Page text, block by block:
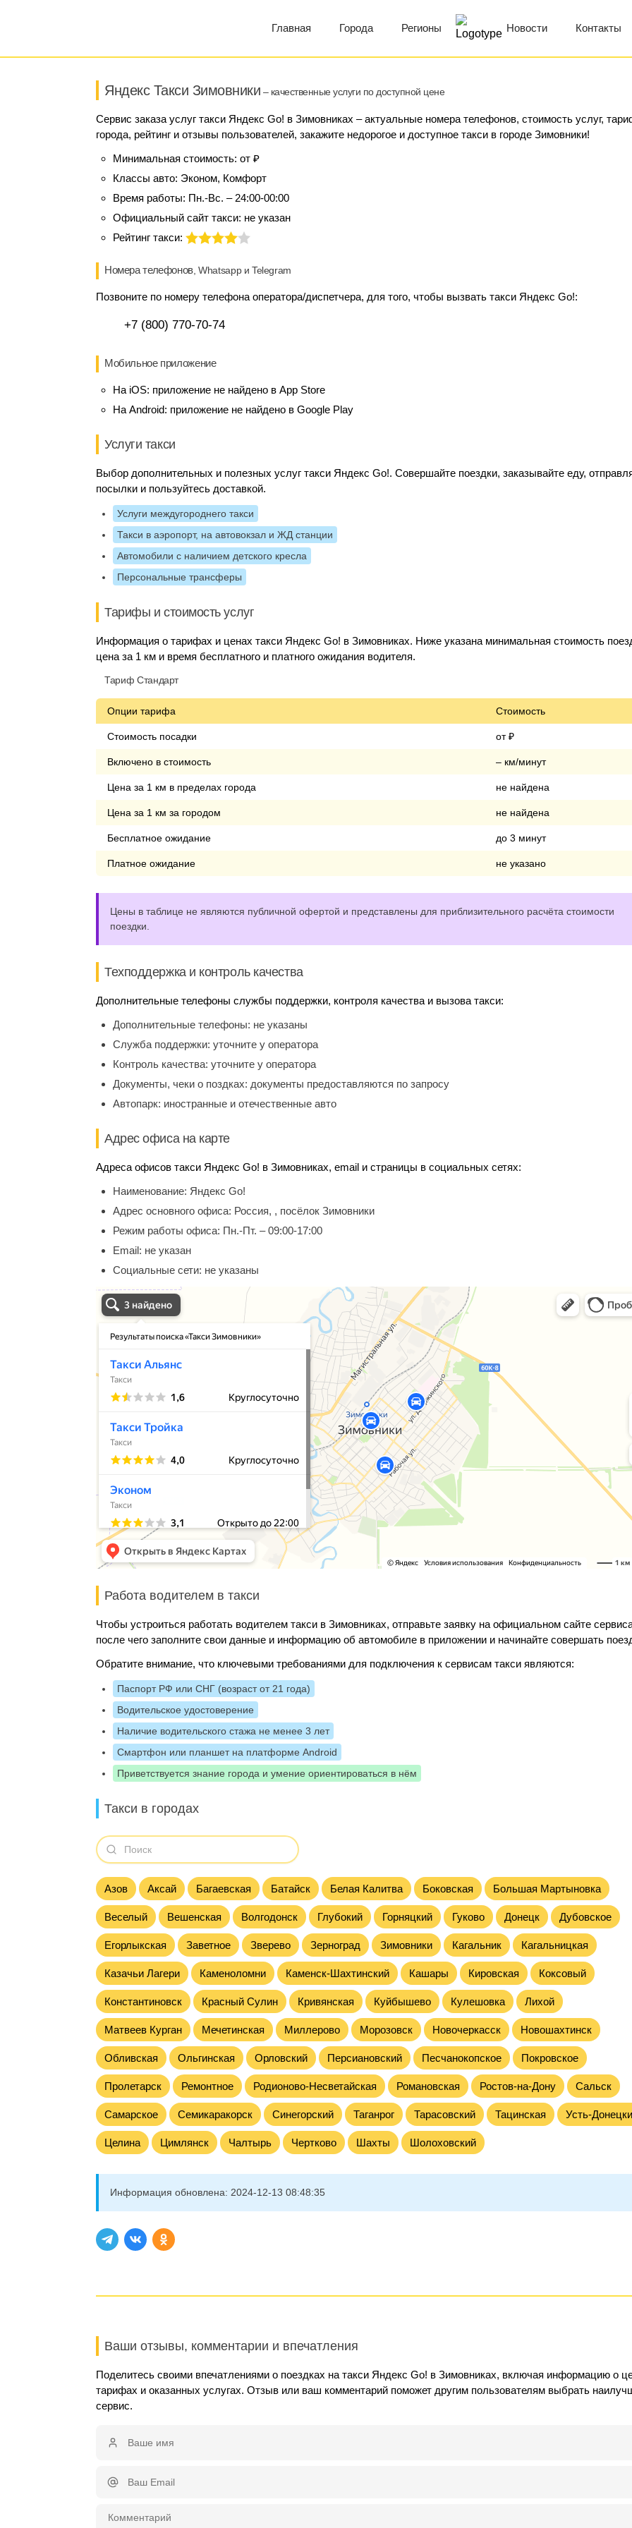
Главная Города Регионы Новости Контакты
Яндекс Такси Зимовники – качественные услуги по доступной цене
Сервис заказа услуг такси Яндекс Go! в Зимовниках – актуальные номера телефонов, стоимость услуг,
города, рейтинг и отзывы пользователей, закажите недорогое и доступное такси в городе Зимовники!
Минимальная стоимость: от ₽
Классы авто: Эконом, Комфорт
Время работы: Пн.-Вс. – 24:00-00:00
Официальный сайт такси: не указан
Рейтинг такси:
Номера телефонов, Whatsapp и Telegram
Позвоните по номеру телефона оператора/диспетчера, для того, чтобы вызвать такси Яндекс Go!:
+7 (800) 770-70-74
Мобильное приложение
На iOS: приложение не найдено в App Store
На Android: приложение не найдено в Google Play
Услуги такси
Выбор дополнительных и полезных услуг такси Яндекс Go!. Совершайте поездки, заказывайте еду,
посылки и пользуйтесь доставкой.
Услуги междугороднего такси
Такси в аэропорт, на автовокзал и ЖД станции
Автомобили с наличием детского кресла
Персональные трансферы
Тарифы и стоимость услуг
Информация о тарифах и ценах такси Яндекс Go! в Зимовниках. Ниже указана минимальная стоимость
цена за 1 км и время бесплатного и платного ожидания водителя.
Тариф Стандарт
Опции тарифа Стоимость
Стоимость посадки от ₽
Включено в стоимость – км/минут
Цена за 1 км в пределах города не найдена
Цена за 1 км за городом не найдена
Бесплатное ожидание до 3 минут
Платное ожидание не указано
Цены в таблице не являются публичной офертой и представлены для приблизительного расчёта стоимости
поездки.
Техподдержка и контроль качества
Дополнительные телефоны службы поддержки, контроля качества и вызова такси:
Дополнительные телефоны: не указаны
Служба поддержки: уточните у оператора
Контроль качества: уточните у оператора
Документы, чеки о поздках: документы предоставляются по запросу
Автопарк: иностранные и отечественные авто
Адрес офиса на карте
Адреса офисов такси Яндекс Go! в Зимовниках, email и страницы в социальных сетях:
Наименование: Яндекс Go!
Адрес основного офиса: Россия, , посёлок Зимовники
Режим работы офиса: Пн.-Пт. – 09:00-17:00
Email: не указан
Социальные сети: не указаны
Работа водителем в такси
Чтобы устроиться работать водителем такси в Зимовниках, отправьте заявку на официальном сайте
после чего заполните свои данные и информацию об автомобиле в приложении и начинайте совершать
Обратите внимание, что ключевыми требованиями для подключения к сервисам такси являются:
Паспорт РФ или СНГ (возраст от 21 года)
Водительское удостоверение
Наличие водительского стажа не менее 3 лет
Смартфон или планшет на платформе Android
Приветствуется знание города и умение ориентироваться в нём
Такси в городах
Азов Аксай Багаевская Батайск Белая Калитва Боковская Большая Мартыновка
Веселый Вешенская Волгодонск Глубокий Горняцкий Гуково Донецк Дубовское
Егорлыкская Заветное Зверево Зерноград Зимовники Кагальник Кагальницкая
Казачьи Лагери Каменоломни Каменск-Шахтинский Кашары Кировская Коксовый
Константиновск Красный Сулин Кривянская Куйбышево Кулешовка Лихой
Матвеев Курган Мечетинская Миллерово Морозовск Новочеркасск Новошахтинск
Обливская Ольгинская Орловский Персиановский Песчанокопское Покровское
Пролетарск Ремонтное Родионово-Несветайская Романовская Ростов-на-Дону Сальск
Самарское Семикаракорск Синегорский Таганрог Тарасовский Тацинская Усть-
Целина Цимлянск Чалтырь Чертково Шахты Шолоховский
Информация обновлена: 2024-12-13 08:48:35
Ваши отзывы, комментарии и впечатления
Поделитесь своими впечатлениями о поездках на такси Яндекс Go! в Зимовниках, включая информацию о
тарифах и оказанных услугах. Отзыв или ваш комментарий поможет другим пользователям выбрать
сервис.